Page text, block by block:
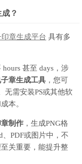
？
章生成平台 具有多
甚至 days，涉
子章生成工具 ，您可
无需安装PS或其他软
本。
制作 ，生成PNG格
PDF或图片中，不
关重要，能提升整